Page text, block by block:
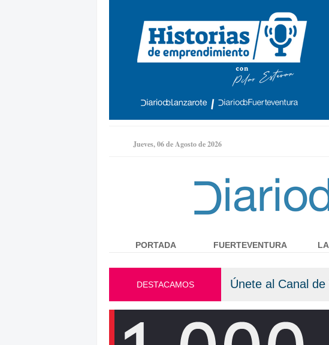
Jueves, 06 de Agosto de 2026
DESTACAMOS Únete al Canal
PORTADA FUERTEVENTURA